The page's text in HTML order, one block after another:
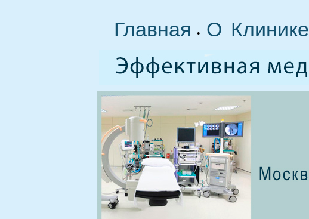
Главная • О Клинике